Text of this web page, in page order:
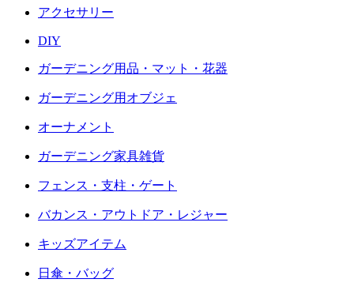
アクセサリー
DIY
ガーデニング用品・マット・花器
ガーデニング用オブジェ
オーナメント
ガーデニング家具雑貨
フェンス・支柱・ゲート
バカンス・アウトドア・レジャー
キッズアイテム
日傘・バッグ